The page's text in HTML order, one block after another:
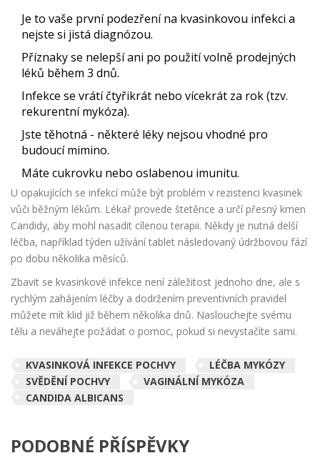
Je to vaše první podezření na kvasinkovou infekci a
nejste si jistá diagnózou.
Příznaky se nelepší ani po použití volně prodejných
léků během 3 dnů.
Infekce se vrátí čtyřikrát nebo vícekrát za rok (tzv.
rekurentní mykóza).
Jste těhotná - některé léky nejsou vhodné pro
budoucí mimino.
Máte cukrovku nebo oslabenou imunitu.
U opakujících se infekcí může být problém v rezistenci kvasinek
vůči běžným lékům. Lékař provede štetěnce a určí přesný kmen
Candidy, aby mohl nasadit cílenou terapii. Někdy je nutná delší
léčba, například týden užívání tablet následovaný údržbovou fází
po dobu několika měsíců.
Zbavit se kvasinkové infekce není záležitost jednoho dne, ale s
rychlým zahájením léčby a dodržením preventivních pravidel
můžete mít klid již během několika dnů. Naslouchejte svému
tělu a neváhejte požádat o pomoc, pokud si nevystačíte sami.
KVASINKOVÁ INFEKCE POCHVY
LÉČBA MYKÓZY
SVĚDĚNÍ POCHVY
VAGINÁLNÍ MYKÓZA
CANDIDA ALBICANS
PODOBNÉ PŘÍSPĚVKY